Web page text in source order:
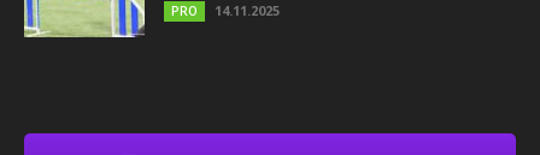
PRO 14.11.2025